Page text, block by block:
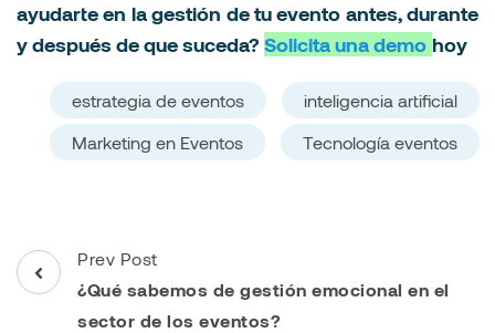
ayudarte en la gestión de tu evento antes, durante
y después de que suceda? Solicita una demo hoy
estrategia de eventos
inteligencia artificial
Marketing en Eventos
Tecnología eventos
Post
Navigation
Prev Post
¿Qué sabemos de gestión emocional en el
sector de los eventos?